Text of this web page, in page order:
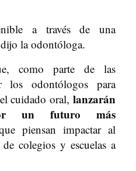
a través de una
la odontóloga.
como parte de las
los odontólogos para
cuidado oral, lanzarán
un futuro más
piensan impactar al
colegios y escuelas a